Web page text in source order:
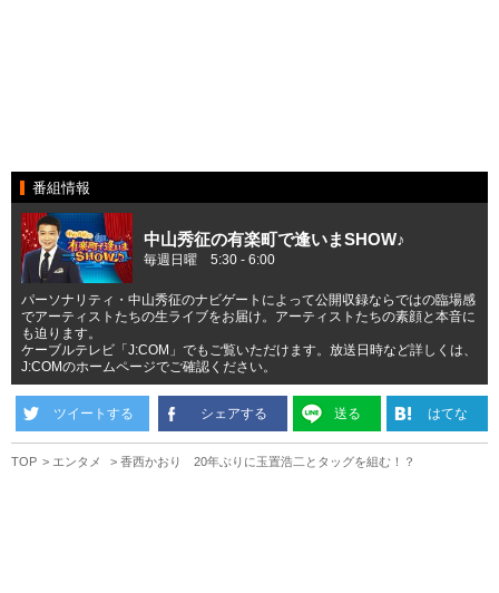
番組情報
中山秀征の有楽町で逢いまSHOW♪
毎週日曜 5:30 - 6:00
パーソナリティ・中山秀征のナビゲートによって公開収録ならではの臨場感
でアーティストたちの生ライブをお届け。アーティストたちの素顔と本音に
も迫ります。
ケーブルテレビ「J:COM」でもご覧いただけます。放送日時など詳しくは、
J:COMのホームページでご確認ください。
ツイートする シェアする 送る はてな
TOP エンタメ 香西かおり 20年ぶりに玉置浩二とタッグを組む！？